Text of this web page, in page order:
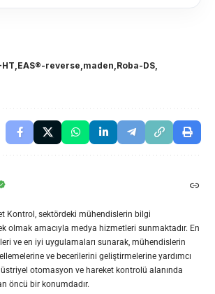
EAS®-reverse maden Roba-DS
Kontrol, sektördeki mühendislerin bilgi
olmak amacıyla medya hizmetleri sunmaktadır. En
ve en iyi uygulamaları sunarak, mühendislerin
ve becerilerini geliştirmelerine yardımcı
otomasyon ve hareket kontrolü alanında
öncü bir konumdadır.